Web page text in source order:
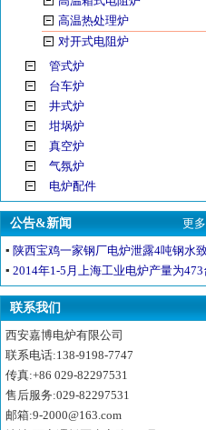
高温热处理炉
对开式电阻炉
管式炉
台车炉
井式炉
坩埚炉
真空炉
气氛炉
电炉配件
公告&新闻
更
▪ 陕西宝鸡一家钢厂电炉泄露4吨钢水
死1伤
▪ 2014年1-5月上海工业电炉产量为473
增13.16%
联系我们
西安嘉博电炉有限公司
联系电话:138-9198-7747
传真:+86 029-82297531
售后服务:029-82297531
邮箱:9-2000@163.com